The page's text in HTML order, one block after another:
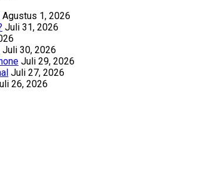
Agustus 1, 2026
Juli 31, 2026
Juli 30, 2026
Juli 29, 2026
Juli 27, 2026
26, 2026